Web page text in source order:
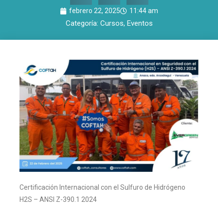
febrero 22, 2025 11:44 am
Categoría: Cursos, Eventos
Certificación Internacional con el Sulfuro de Hidrógeno
H2S – ANSI Z-390.1 2024